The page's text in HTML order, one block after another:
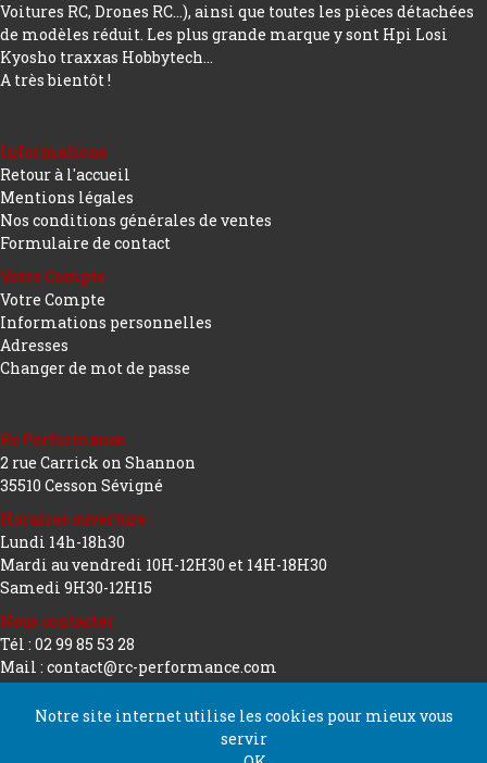
Voitures RC, Drones RC…), ainsi que toutes les pièces détachées
de modèles réduit. Les plus grande marque y sont Hpi Losi
Kyosho traxxas Hobbytech...
A très bientôt !
Informations
Retour à l'accueil
Mentions légales
Nos conditions générales de ventes
Formulaire de contact
Votre Compte
Votre Compte
Informations personnelles
Adresses
Changer de mot de passe
Rc Performance
2 rue Carrick on Shannon
35510 Cesson Sévigné
Horaires ouverture :
Lundi 14h-18h30
Mardi au vendredi 10H-12H30 et 14H-18H30
Samedi 9H30-12H15
Nous contacter
Tél : 02 99 85 53 28
Mail : contact@rc-performance.com
Copyright 2026 tous droits réservés
Notre site internet utilise les cookies pour mieux vous
servir